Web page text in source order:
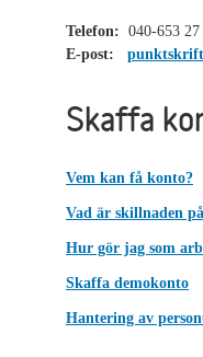
Telefon: 040-653 27
E-post:
Skaffa
Vem kan få konto?
Vad är skillnaden
Hur gör jag som
Skaffa demokonto
Hantering av